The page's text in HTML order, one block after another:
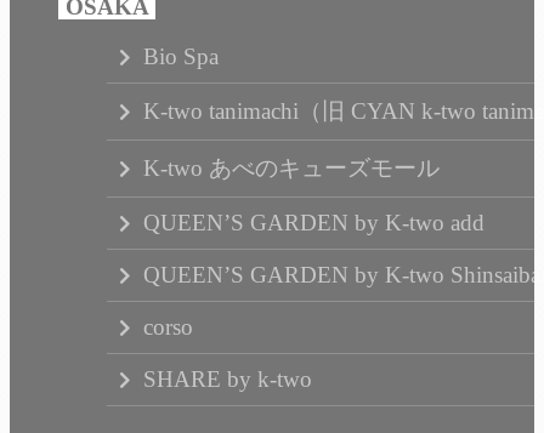
Bio Spa
K-two tanimachi（旧 CYAN k-two
K-two あべのキューズモール
QUEEN’S GARDEN by K-two add
QUEEN’S GARDEN by K-two
corso
SHARE by k-two